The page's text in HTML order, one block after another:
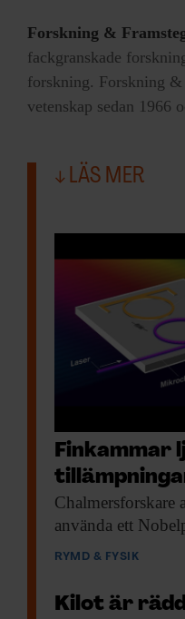
Forskning &
fackgranskade
forskning. Forskning &
vetenskap sedan 1966
LÄS MER
Finkammar
Chalmersforskare
använda ett
RYMD & FYSIK
Kilot är